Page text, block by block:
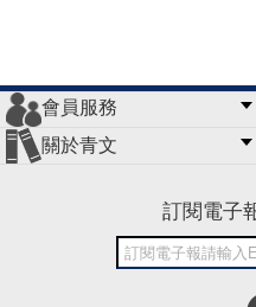
會員服務
會員辦法
客服信箱
隱私條款
網站導覽
關於青文
訂閱電子